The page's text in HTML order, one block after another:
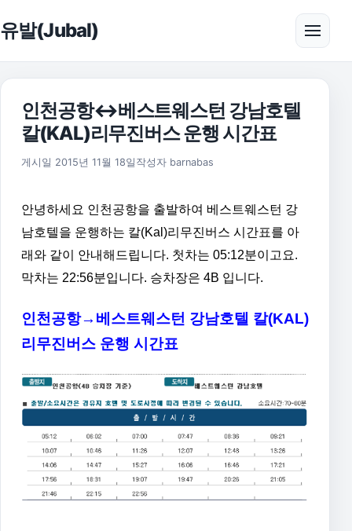
유발(Jubal) 메뉴
인천공항↔베스트웨스턴 강남호텔
칼(KAL)리무진버스 운행 시간표
게시일 2015년 11월 18일 작성자 barnabas
안녕하세요 인천공항을 출발하여 베스트웨스턴 강
남호텔을 운행하는 칼(Kal)리무진버스 시간표를 아
래와 같이 안내해드립니다. 첫차는 05:12분이고요.
막차는 22:56분입니다. 승차장은 4B 입니다.
인천공항→베스트웨스턴 강남호텔 칼(KAL)
리무진버스 운행 시간표